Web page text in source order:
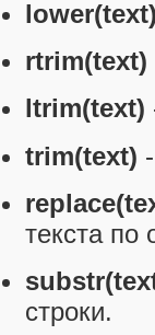
rtrim(text)
ltrim(text)
trim(text)
текста по
строки.